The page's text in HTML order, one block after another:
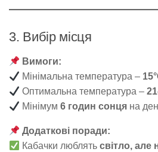
3. Вибір місця
Вимоги:
Мінімальна температура –
Оптимальна температура –
Мінімум6 годин сонця на
Додаткові поради:
Кабачки люблятьсвітло, але